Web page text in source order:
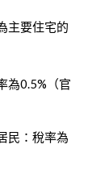
主要住宅的
為0.5%（官
民：稅率為